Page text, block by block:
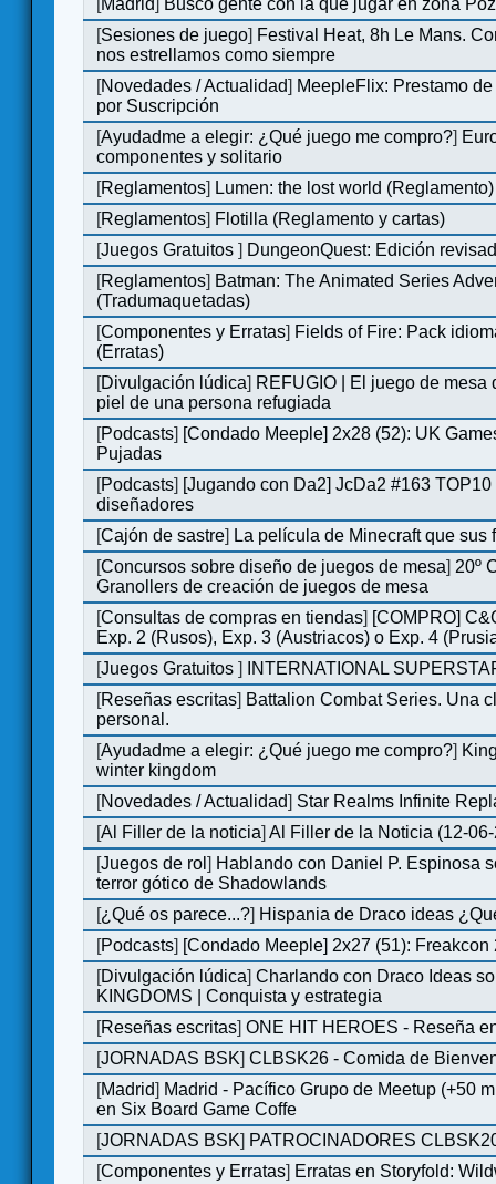
Madrid
Busco gente con la que jugar en zona
[Sesiones de juego] Festival Heat, 8h Le Mans.
nos estrellamos como siempre
[Novedades / Actualidad] MeepleFlix: Prestamo
por Suscripción
[Ayudadme a elegir: ¿Qué juego me compro?]
componentes y solitario
[Reglamentos] Lumen: the lost world (Reglamento)
[Reglamentos] Flotilla (Reglamento y cartas)
[Juegos Gratuitos] DungeonQuest: Edición
[Reglamentos] Batman: The Animated Series
(Tradumaquetadas)
[Componentes y Erratas] Fields of Fire: Pack
(Erratas)
[Divulgación lúdica] REFUGIO | El juego de mesa
piel de una persona refugiada
[Podcasts] [Condado Meeple] 2x28 (52): UK
Pujadas
[Podcasts] [Jugando con Da2] JcDa2 #163
diseñadores
[Cajón de sastre] La película de Minecraft que sus
[Concursos sobre diseño de juegos de mesa] 20º
Granollers de creación de juegos de mesa
[Consultas de compras en tiendas] [COMPRO]
Exp. 2 (Rusos), Exp. 3 (Austriacos) o Exp. 4
[Juegos Gratuitos]
INTERNATIONAL
[Reseñas escritas] Battalion Combat Series. Una
personal.
[Ayudadme a elegir: ¿Qué juego me compro?]
winter kingdom
[Novedades / Actualidad] Star Realms Infinite
[Al Filler de la noticia]Al Filler de la Noticia (12-
[Juegos de rol] Hablando con Daniel P. Espinosa
terror gótico de Shadowlands
[¿Qué os parece...?] Hispania de Draco ideas
[Podcasts] [Condado Meeple] 2x27 (51): Freakcon
[Divulgación lúdica]Charlando con Draco Ideas
KINGDOMS | Conquista y estrategia
[Reseñas escritas]ONE HIT HEROES - Reseña
[JORNADAS BSK]CLBSK26 - Comida de
[Madrid] Madrid - Pacífico Grupo de Meetup (+50
en Six Board Game Coffe
[JORNADAS BSK] PATROCINADORES
[Componentes y Erratas] Erratas en Storyfold: